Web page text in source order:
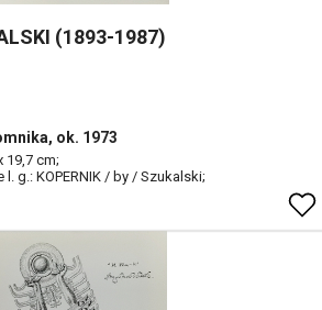
(1893-1987)
ok. 1973
19,7 cm;
l. g.: KOPERNIK / by / Szukalski;